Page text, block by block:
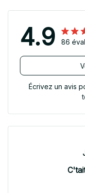
4.9 86
Écrivez un avis